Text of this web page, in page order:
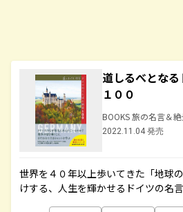
道しるべとな
１００
BOOKS 旅の名言＆
2022.11.04 発売
世界を４０年以上歩いてきた「地球
けする、人生を輝かせるドイツの名